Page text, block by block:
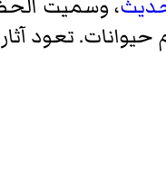
، وسميت
تعود